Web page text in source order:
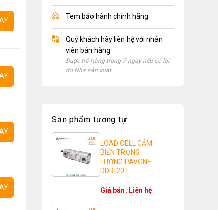
Tem bảo hành chính hãng
Quý khách hãy liên hệ với nhân
viên bán hàng
Được trả hàng trong 7 ngày nếu có lỗi
do Nhà sản xuất
Sản phẩm tương tự
LOAD CELL CẢM
BIẾN TRỌNG
LƯỢNG PAVONE
DDR-20T
Giá bán: Liên hệ